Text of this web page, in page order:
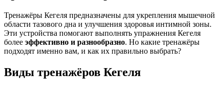
Тренажёры Кегеля предназначены для укрепления мышечной
области тазового дна и улучшения здоровья интимной зоны.
Эти устройства помогают выполнять упражнения Кегеля
более эффективно и разнообразно. Но какие тренажёры
подходят именно вам, и как их правильно выбрать?
Виды тренажёров Кегеля